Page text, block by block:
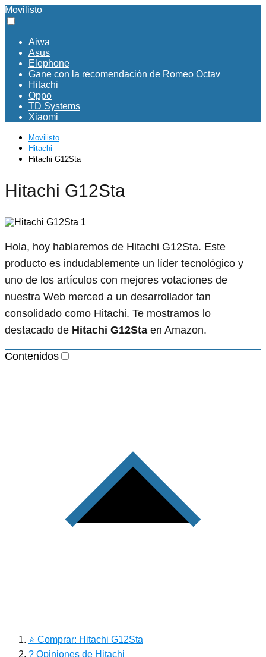
Movilisto
Aiwa
Asus
Elephone
Gane con la recomendación de Romeo Octav
Hitachi
Oppo
TD Systems
Xiaomi
Movilisto
Hitachi
Hitachi G12Sta
Hitachi G12Sta
Hola, hoy hablaremos de Hitachi G12Sta. Este
producto es indudablemente un líder tecnológico y
uno de los artículos con mejores votaciones de
nuestra Web merced a un desarrollador tan
consolidado como Hitachi. Te mostramos lo
destacado de Hitachi G12Sta en Amazon.
Contenidos
⭐ Comprar: Hitachi G12Sta
? Opiniones de Hitachi